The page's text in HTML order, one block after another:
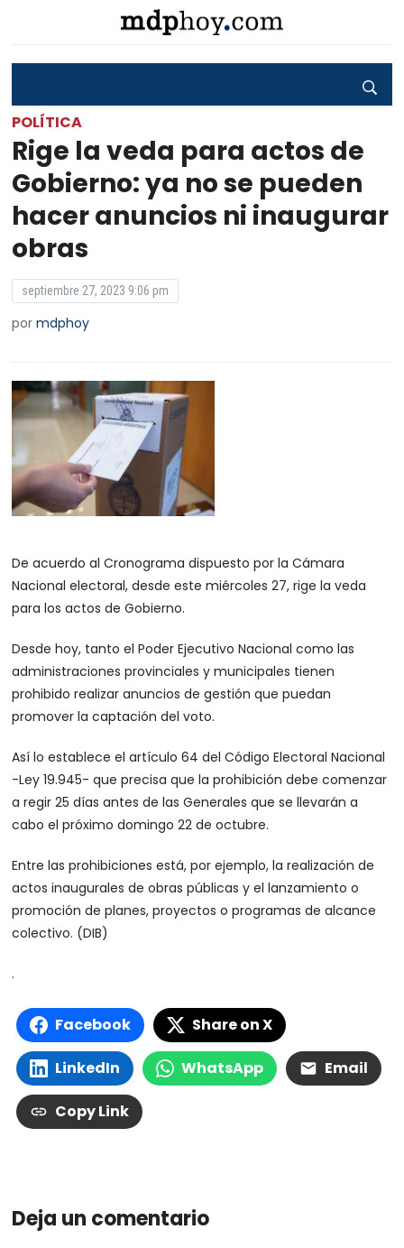
POLÍTICA
Rige la veda para actos de
Gobierno: ya no se pueden
hacer anuncios ni inaugurar
obras
septiembre 27, 2023 9:06 pm
pormdphoy
De acuerdo al Cronograma dispuesto por la Cámara
Nacional electoral, desde este miércoles 27, rige la veda
para los actos de Gobierno.
Desde hoy, tanto el Poder Ejecutivo Nacional como las
administraciones provinciales y municipales tienen
prohibido realizar anuncios de gestión que puedan
promover la captación del voto.
Así lo establece el artículo 64 del Código Electoral Nacional
-Ley 19.945- que precisa que la prohibición debe comenzar
a regir 25 días antes de las Generales que se llevarán a
cabo el próximo domingo 22 de octubre.
Entre las prohibiciones está, por ejemplo, la realización de
actos inaugurales de obras públicas y el lanzamiento o
promoción de planes, proyectos o programas de alcance
colectivo. (DIB)
.
Facebook Share on X
LinkedIn WhatsApp Email
Copy Link
Deja un comentario